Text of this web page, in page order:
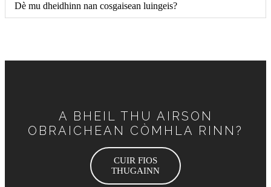
Dè mu dheidhinn nan cosgaisean luingeis?
A BHEIL THU AIRSON
OBRAICHEAN CÒMHLA RINN?
CUIR FIOS
THUGAINN